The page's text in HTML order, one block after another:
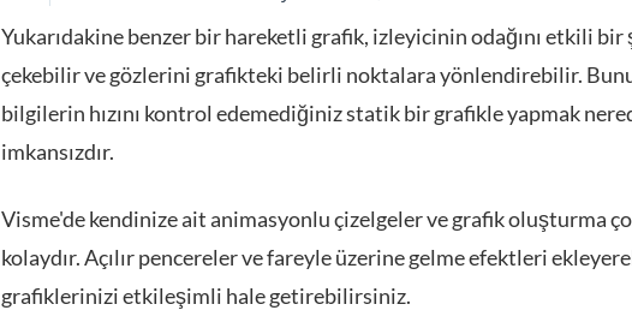
Yukarıdakine benzer bir hareketli grafik, izleyicinin odağını etkili bir
çekebilir ve gözlerini grafikteki belirli noktalara yönlendirebilir.
bilgilerin hızını kontrol edemediğiniz statik bir grafikle yapmak
imkansızdır.
Visme'de kendinize ait animasyonlu çizelgeler ve grafik oluşturma
kolaydır. Açılır pencereler ve fareyle üzerine gelme efektleri
grafiklerinizi etkileşimli hale getirebilirsiniz.